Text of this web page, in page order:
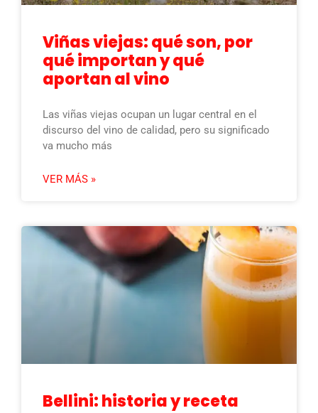
Viñas viejas: qué son, por
qué importan y qué
aportan al vino
Las viñas viejas ocupan un lugar central en el
discurso del vino de calidad, pero su significado
va mucho más
VER MÁS »
Bellini: historia y receta